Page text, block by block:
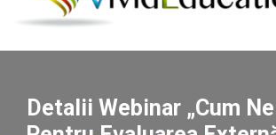
Detalii Webinar „Cum